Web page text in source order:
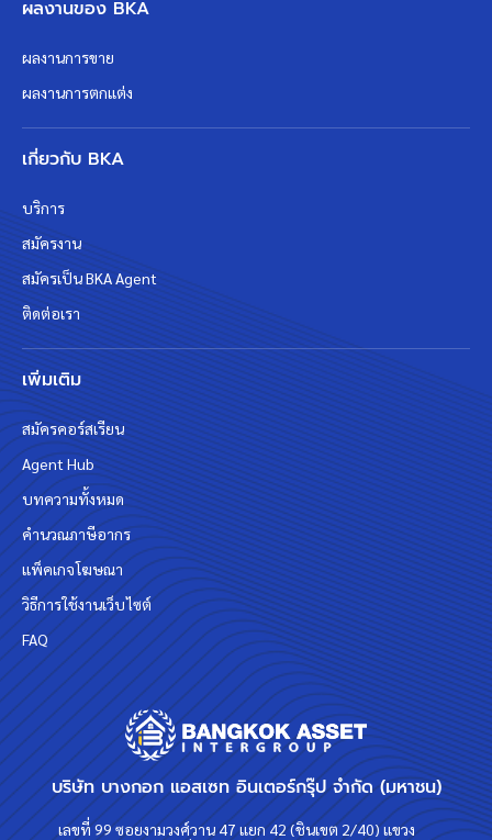
บริษัท บางกอก แอสเซท อินเตอร์กรุ๊ป จำกัด (มหาชน)
เลขที่ 99 ซอยงามวงศ์วาน 47 แยก 42 (ชินเขต 2/40) แขวง
ผลงานของ BKA
ผลงานการขาย
ผลงานการตกแต่ง
เกี่ยวกับ BKA
บริการ
สมัครงาน
สมัครเป็น BKA Agent
ติดต่อเรา
เพิ่มเติม
สมัครคอร์สเรียน
Agent Hub
บทความทั้งหมด
คำนวณภาษีอากร
แพ็คเกจโฆษณา
วิธีการใช้งานเว็บไซต์
FAQ